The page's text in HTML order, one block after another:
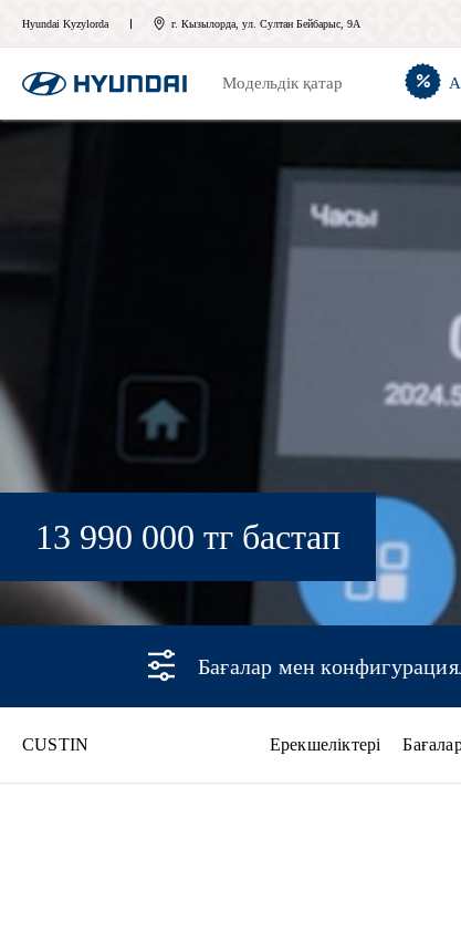
Hyundai Kyzylorda г. Кызылорда, ул. Султан Бейбарыс, 9А
Модельдік қатар
CUSTIN
13 990 000 тг бастап
Бағалар мен
CUSTIN Ерекшеліктері